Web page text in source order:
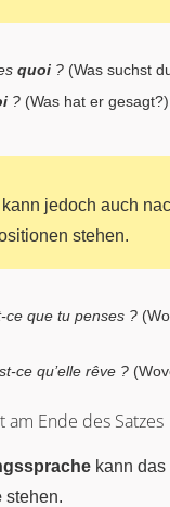
quoi ? (Was suchst
? (Was hat er gesagt?)
kann jedoch auch
stehen.
ce que tu penses ?
ce qu’elle rêve ?
am Ende des Satzes
kann das
stehen.